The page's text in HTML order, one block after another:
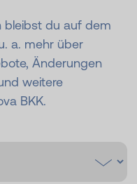
bleibst du auf dem
a. mehr über
Änderungen
weitere
BKK.